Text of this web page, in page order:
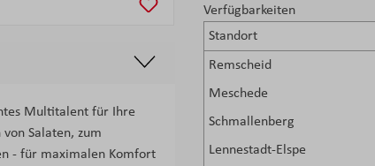
Verfügbarkeiten
Standort
Remscheid
Meschede
Schmallenberg
Lennestadt-Elspe
Multitalent für Ihre
Salaten, zum
- für maximalen Komfort